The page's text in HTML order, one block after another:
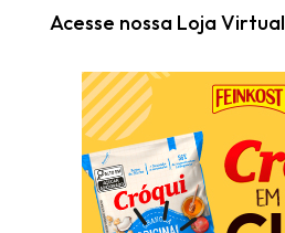
Acesse nossa Loja Virtual